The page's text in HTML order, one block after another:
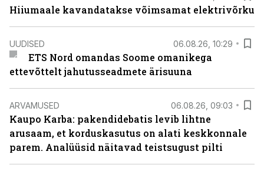
Hiiumaale kavandatakse võimsamat elektrivõrku
UUDISED 06.08.26, 10:29
ETS Nord omandas Soome omanikega
ettevõttelt jahutusseadmete ärisuuna
ARVAMUSED 06.08.26, 09:03
Kaupo Karba: pakendidebatis levib lihtne
arusaam, et korduskasutus on alati keskkonnale
parem. Analüüsid näitavad teistsugust pilti